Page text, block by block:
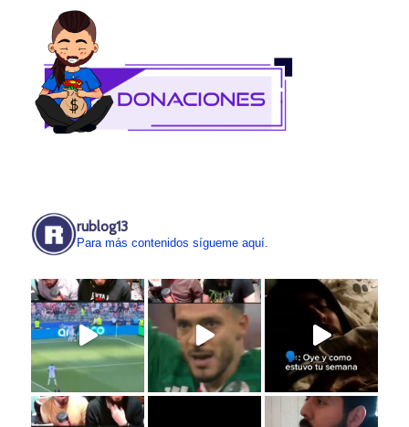
rublog13
Para más contenidos sígueme aquí.